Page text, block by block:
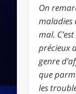
On
maladies
mal.
précieux
genre
que
les